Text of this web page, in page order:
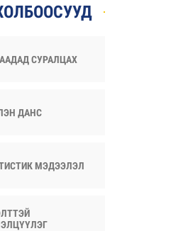
СУРАЛЦАХ
ДАНС
МЭДЭЭЛЭЛ